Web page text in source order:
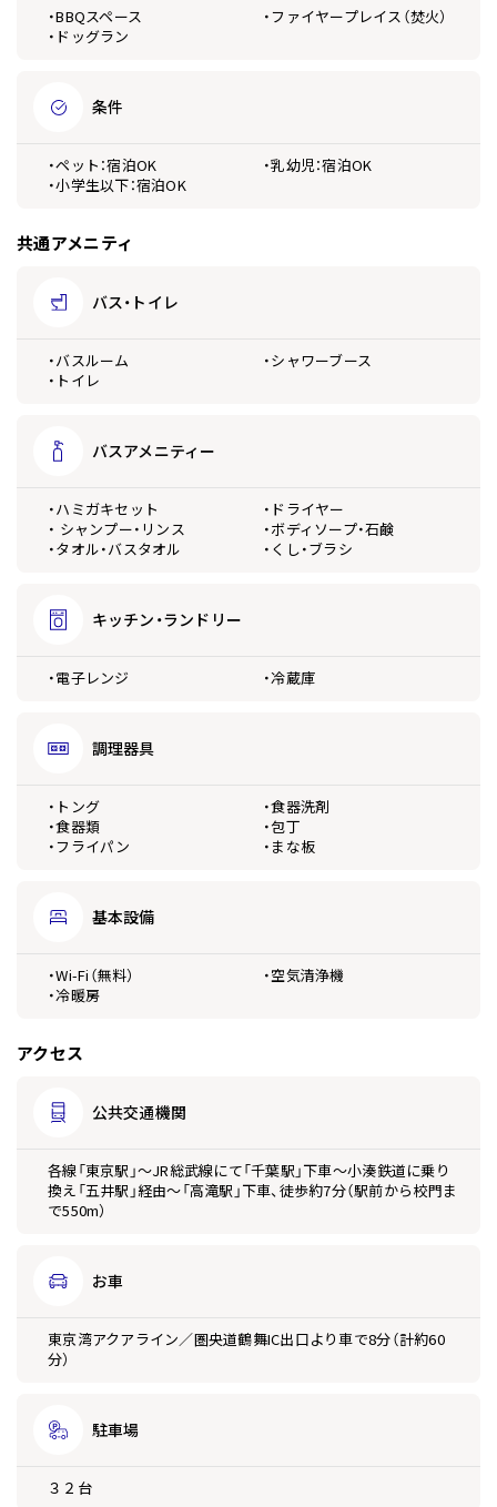
・BBQスペース
・ファイヤープレイス（焚火）
・ドッグラン
条件
・ペット：宿泊OK
・乳幼児：宿泊OK
・小学生以下：宿泊OK
共通アメニティ
バス・トイレ
・バスルーム
・シャワーブース
・トイレ
バスアメニティー
・ハミガキセット
・ドライヤー
・ シャンプー・リンス
・ボディソープ・石鹸
・タオル・バスタオル
・くし・ブラシ
キッチン・ランドリー
・電子レンジ ・冷蔵庫
調理器具
・トング
・食器洗剤
・食器類
・包丁
・フライパン
・まな板
基本設備
・Wi-Fi（無料）
・空気清浄機
・冷暖房
アクセス
公共交通機関
各線「東京駅」～JR総武線にて「千葉駅」下車～小湊鉄道に乗り
換え「五井駅」経由～「高滝駅」下車、徒歩約7分（駅前から校門ま
で550m）
お車
東京湾アクアライン／圏央道鶴舞IC出口より車で8分（計約60
分）
駐車場
３２台